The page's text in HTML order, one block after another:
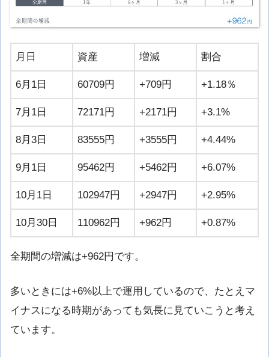
月日 資産 増減 割合
6月1日 60709円 +709円 +1.18％
7月1日 72171円 +2171円 +3.1%
8月3日 83555円 +3555円 +4.44%
9月1日 95462円 +5462円 +6.07%
10月1日 102947円 +2947円 +2.95%
10月30日 110962円 +962円 +0.87%
全期間の増減は+962円です。
多いときには+6%以上で運用しているので、たとえマ
イナスになる時期があっても気長に見ていこうと考え
ています。